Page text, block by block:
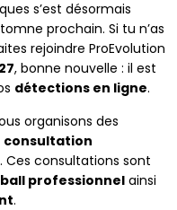
s’est désormais
prochain. Si tu n’as
rejoindre ProEvolution
, bonne nouvelle : il est
détections en ligne.
organisons des
consultation
. Ces consultations sont
professionnel ainsi
.